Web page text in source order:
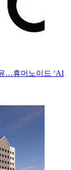
…휴머노이드 ‘AI